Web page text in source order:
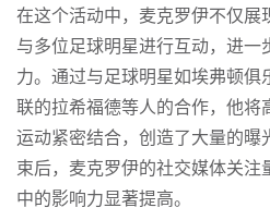
在这个活动中，麦克罗伊不仅
与多位足球明星进行互动，进
力。通过与足球明星如埃弗顿俱
联的拉希福德等人的合作，他
运动紧密结合，创造了大量的
束后，麦克罗伊的社交媒体关
中的影响力显著提高。